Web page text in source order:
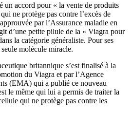
un accord pour « la vente de produits
ne protège pas contre l’excès de
par l’Assurance maladie en
d’une petite pilule de la « Viagra pour
la catégorie généraliste. Pour ses
molécule miracle.
britannique s’est finalisé à la
du Viagra et par l’Agence
(EMA) qui a publié ce nouveau
le même qui lui a permis de traiter la
qui ne protège pas contre les